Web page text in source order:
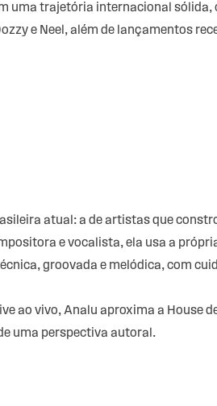
uma trajetória internacional sólida,
e Neel, além de lançamentos
atual: a de artistas que
e vocalista, ela usa a
groovada e melódica, com
ao vivo, Analu aproxima a House
uma perspectiva autoral.